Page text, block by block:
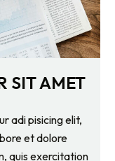
SIT AMET
adi pisicing elit,
et dolore
quis exercitation